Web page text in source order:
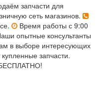
запчасти для
сеть магазинов.
Время работы с 9:00
опытные консультанты
в выборе интересующих
купленные запчасти.
БЕСПЛАТНО!